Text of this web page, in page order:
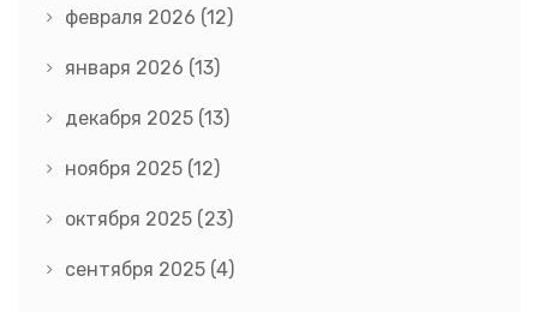
февраля 2026 (12)
января 2026 (13)
декабря 2025 (13)
ноября 2025 (12)
октября 2025 (23)
сентября 2025 (4)